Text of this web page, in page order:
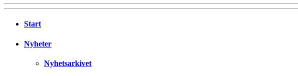
Start
Nyheter
Nyhetsarkivet